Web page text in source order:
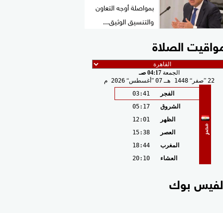
بمواصلة أوجه التعاون
والتنسيق الوثيق...
الصلاة
الجمعة 04:17 صـ
22 صفر 1448 هـ 07 أغسطس 2026 م
مصر
الفجر
03:41
الشروق
05:17
الظهر
12:01
العصر
15:38
المغرب
18:44
العشاء
20:10
بوك